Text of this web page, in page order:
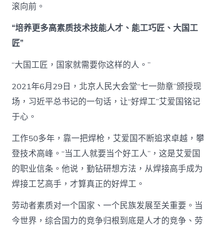
滚向前。
“培养更多高素质技术技能人才、能工巧匠、大国工
匠”
“大国工匠，国家就需要你这样的人。”
2021年6月29日，北京人民大会堂“七一勋章”颁授现
场，习近平总书记的一句话，让“好焊工”艾爱国铭记
于心。
工作50多年，靠一把焊枪，艾爱国不断追求卓越，攀
登技术高峰。“当工人就要当个好工人”，这是艾爱国
的职业信条。他说，勤钻研想方法，从焊接高手成为
焊接工艺高手，才算真正的好焊工。
劳动者素质对一个国家、一个民族发展至关重要。当
今世界，综合国力的竞争归根到底是人才的竞争、劳